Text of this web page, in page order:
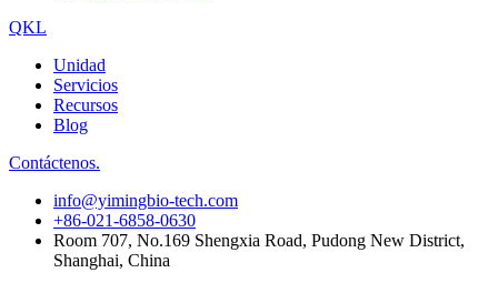
QKL
Unidad
Servicios
Recursos
Blog
Contáctenos.
info@yimingbio-tech.com
+86-021-6858-0630
Room 707, No.169 Shengxia Road, Pudong New District,
Shanghai, China